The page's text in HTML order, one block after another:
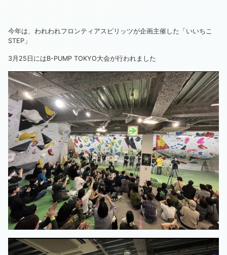
今年は、われわれフロンティアスピリッツが企画主催した「いいちこ
STEP」
3月25日にはB-PUMP TOKYO大会が行われました